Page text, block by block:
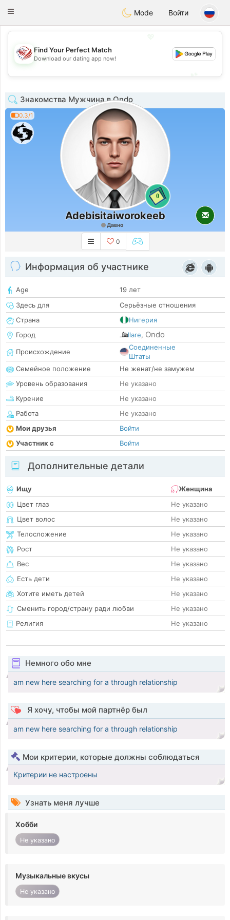
Dating
Toggle
Mode Войти
💖
💕
Find Your Perfect Match
Download our dating app now!
Знакомства Мужчина в Ondo
0.3/1
0
Adebisitaiworokeeb
Давно
0
Информация об участнике
Age
19 лет
Здесь для
Серьёзные отношения
Страна
Нигерия
Город
Ilare, Ondo
Происхождение
Соединенные
Штаты
Семейное положение
Не женат/не замужем
Уровень образования
Не указано
Курение
Не указано
Работа
Не указано
Мои друзья
Войти
Участник с
Войти
Дополнительные детали
Ищу
Женщина
Цвет глаз
Не указано
Цвет волос
Не указано
Телосложение
Не указано
Рост
Не указано
Вес
Не указано
Есть дети
Не указано
Хотите иметь детей
Не указано
Сменить город/страну ради любви
Не указано
Религия
Не указано
Немного обо мне
am new here searching for a through relationship
Я хочу, чтобы мой партнёр был
am new here searching for a through relationship
Мои критерии, которые должны соблюдаться
Критерии не настроены
Узнать меня лучше
Хобби
Не указано
Музыкальные вкусы
Не указано